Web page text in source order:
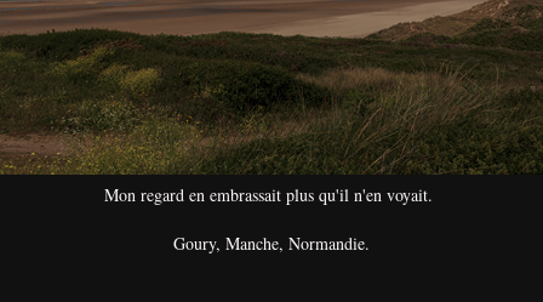
Mon regard en embrassait plus qu'il n'en voyait.
Goury, Manche, Normandie.